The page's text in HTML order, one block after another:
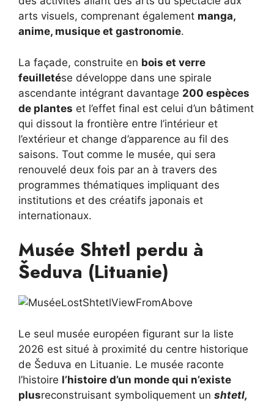
arts visuels, comprenant également manga,
anime, musique et gastronomie.
La façade, construite en bois et verre
feuilletése développe dans une spirale
ascendante intégrant davantage 200 espèces
de plantes et l’effet final est celui d’un bâtiment
qui dissout la frontière entre l’intérieur et
l’extérieur et change d’apparence au fil des
saisons. Tout comme le musée, qui sera
renouvelé deux fois par an à travers des
programmes thématiques impliquant des
institutions et des créatifs japonais et
internationaux.
Musée Shtetl perdu à
Šeduva (Lituanie)
Le seul musée européen figurant sur la liste
2026 est situé à proximité du centre historique
de Šeduva en Lituanie. Le musée raconte
l’histoire l’histoire d’un monde qui n’existe
plusreconstruisant symboliquement un shtetl,